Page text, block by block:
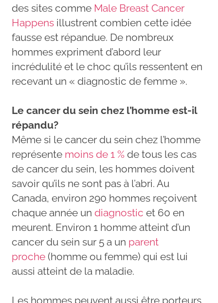
des sites comme Male Breast Cancer
Happens illustrent combien cette idée
fausse est répandue. De nombreux
hommes expriment d’abord leur
incrédulité et le choc qu’ils ressentent en
recevant un « diagnostic de femme ».
Le cancer du sein chez l’homme est-il
répandu?
Même si le cancer du sein chez l’homme
représente moins de 1 % de tous les cas
de cancer du sein, les hommes doivent
savoir qu’ils ne sont pas à l’abri. Au
Canada, environ 290 hommes reçoivent
chaque année un diagnostic et 60 en
meurent. Environ 1 homme atteint d’un
cancer du sein sur 5 a un parent
proche (homme ou femme) qui est lui
aussi atteint de la maladie.
Les hommes peuvent aussi être porteurs